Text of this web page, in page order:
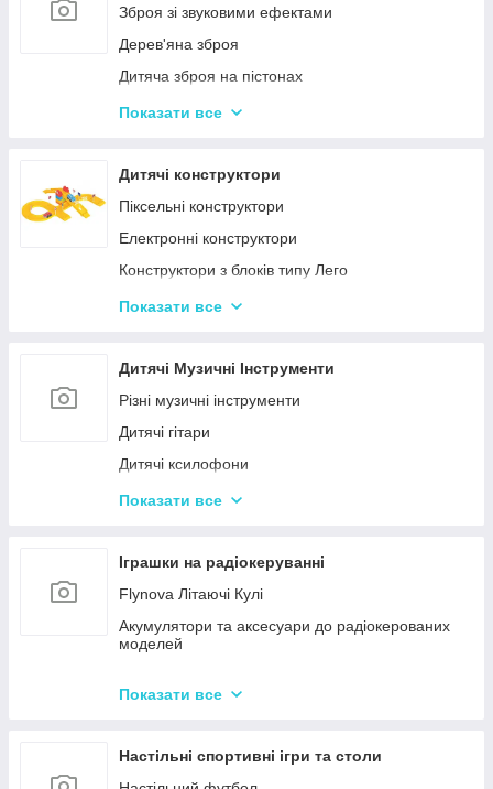
Іграшкові роботи-трансформери
Ігрові рольові набори для хлопчиків
Зброя зі звуковими ефектами
Дерев'яна зброя
Дитяча зброя на пістонах
Дитячі водяні пістолети, автомати
Дитячі іграшкові луки, стріли, арбалети
Іграшкові пістолети
Дитячі пістолети, гвинтівки з м'якими кулями
Показати все
Дитячі конструктори
Піксельні конструктори
Електронні конструктори
Конструктори з блоків типу Лего
Конструктор для малюків з великими деталями
Тривимірні пазли-конструктори
Металеві конструктори
Показати все
Дитячі Музичні Інструменти
Різні музичні інструменти
Дитячі гітари
Дитячі ксилофони
Дитячі Синтезатори та Піаніно
Показати все
Іграшки на радіокеруванні
Flynova Літаючі Кулі
Акумулятори та аксесуари до радіокерованих
моделей
Показати все
Настільні спортивні ігри та столи